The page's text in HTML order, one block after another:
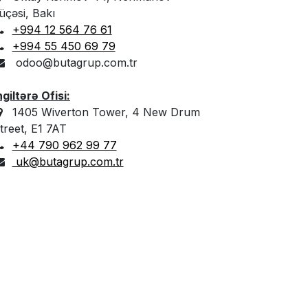
Bakı
+994 12 564 76 61
+994 55 450 69 79
odoo@butagrup.com.tr
Ofisi:
1405 Wiverton Tower, 4 New Drum
E1 7AT
+44 790 962 99 77
uk@butagrup.com.tr